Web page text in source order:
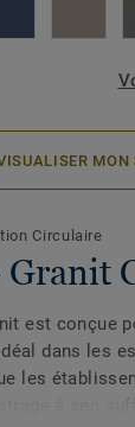
MON
Circulaire
est conçue
dans les
les